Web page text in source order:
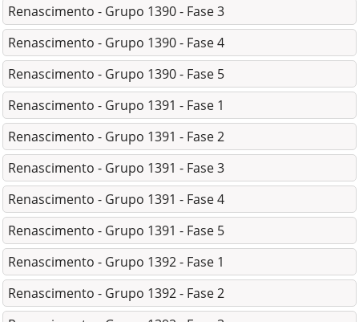
Renascimento - Grupo 1390 - Fase 3
Renascimento - Grupo 1390 - Fase 4
Renascimento - Grupo 1390 - Fase 5
Renascimento - Grupo 1391 - Fase 1
Renascimento - Grupo 1391 - Fase 2
Renascimento - Grupo 1391 - Fase 3
Renascimento - Grupo 1391 - Fase 4
Renascimento - Grupo 1391 - Fase 5
Renascimento - Grupo 1392 - Fase 1
Renascimento - Grupo 1392 - Fase 2